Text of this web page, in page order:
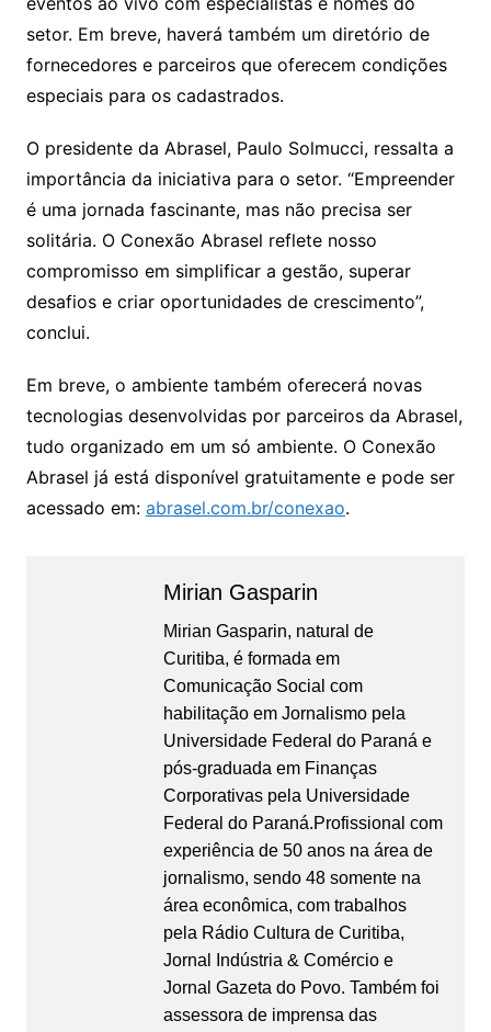
setor. Em breve, haverá também um diretório de
fornecedores e parceiros que oferecem condições
especiais para os cadastrados.
O presidente da Abrasel, Paulo Solmucci, ressalta a
importância da iniciativa para o setor. “Empreender
é uma jornada fascinante, mas não precisa ser
solitária. O Conexão Abrasel reflete nosso
compromisso em simplificar a gestão, superar
desafios e criar oportunidades de crescimento”,
conclui.
Em breve, o ambiente também oferecerá novas
tecnologias desenvolvidas por parceiros da Abrasel,
tudo organizado em um só ambiente. O Conexão
Abrasel já está disponível gratuitamente e pode ser
acessado em: abrasel.com.br/conexao.
Mirian Gasparin
Mirian Gasparin, natural de
Curitiba, é formada em
Comunicação Social com
habilitação em Jornalismo pela
Universidade Federal do Paraná e
pós-graduada em Finanças
Corporativas pela Universidade
Federal do Paraná.Profissional com
experiência de 50 anos na área de
jornalismo, sendo 48 somente na
área econômica, com trabalhos
pela Rádio Cultura de Curitiba,
Jornal Indústria & Comércio e
Jornal Gazeta do Povo. Também foi
assessora de imprensa das